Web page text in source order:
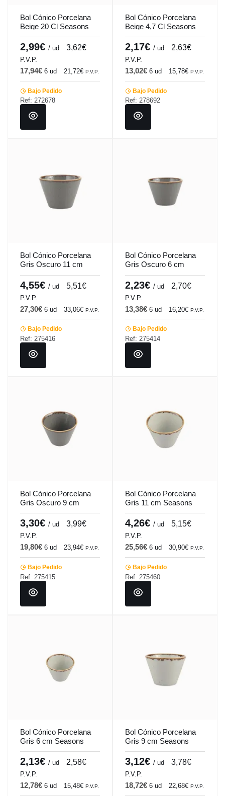
Bol Cónico Porcelana
Beige 20 Cl Seasons
Porland
2,99€ / ud 3,62€
P.V.P.
17,94€ 6 ud 21,72€ P.V.P.
Bajo Pedido
Ref: 272678
Bol Cónico Porcelana
Beige 4,7 Cl Seasons
Porland
2,17€ / ud 2,63€
P.V.P.
13,02€ 6 ud 15,78€ P.V.P.
Bajo Pedido
Ref: 278692
Bol Cónico Porcelana
Gris Oscuro 11 cm
Seasons Porland
4,55€ / ud 5,51€
P.V.P.
27,30€ 6 ud 33,06€ P.V.P.
Bajo Pedido
Ref: 275416
Bol Cónico Porcelana
Gris Oscuro 6 cm
Seasons Porland
2,23€ / ud 2,70€
P.V.P.
13,38€ 6 ud 16,20€ P.V.P.
Bajo Pedido
Ref: 275414
Bol Cónico Porcelana
Gris Oscuro 9 cm
Seasons Porland
3,30€ / ud 3,99€
P.V.P.
19,80€ 6 ud 23,94€ P.V.P.
Bajo Pedido
Ref: 275415
Bol Cónico Porcelana
Gris 11 cm Seasons
Porland
4,26€ / ud 5,15€
P.V.P.
25,56€ 6 ud 30,90€ P.V.P.
Bajo Pedido
Ref: 275460
Bol Cónico Porcelana
Gris 6 cm Seasons
Porland
2,13€ / ud 2,58€
P.V.P.
12,78€ 6 ud 15,48€ P.V.P.
Bol Cónico Porcelana
Gris 9 cm Seasons
Porland
3,12€ / ud 3,78€
P.V.P.
18,72€ 6 ud 22,68€ P.V.P.